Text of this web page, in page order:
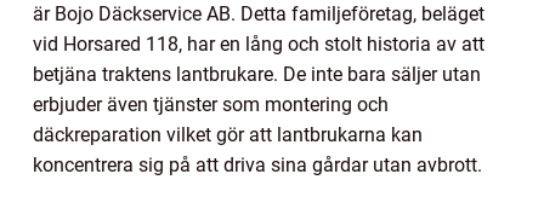
är Bojo Däckservice AB. Detta familjeföretag, beläget
vid Horsared 118, har en lång och stolt historia av att
betjäna traktens lantbrukare. De inte bara säljer utan
erbjuder även tjänster som montering och
däckreparation vilket gör att lantbrukarna kan
koncentrera sig på att driva sina gårdar utan avbrott.